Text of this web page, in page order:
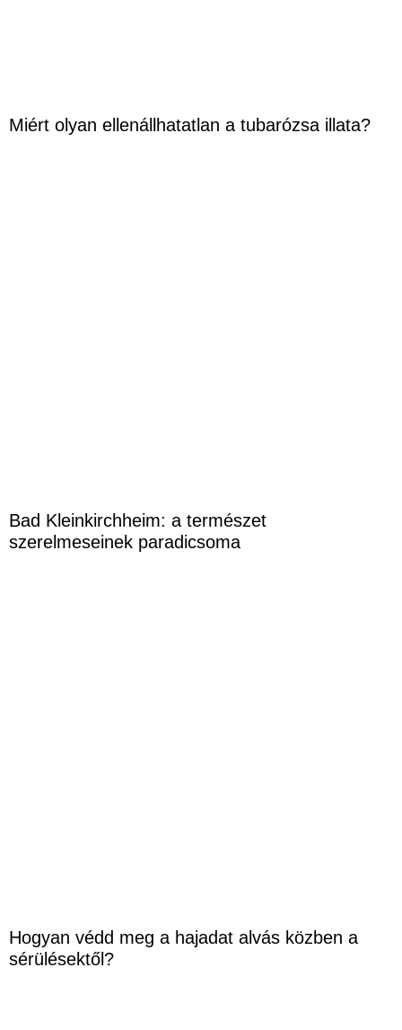
Miért olyan ellenállhatatlan a tubarózsa illata?
Bad Kleinkirchheim: a természet
szerelmeseinek paradicsoma
Hogyan védd meg a hajadat alvás közben a
sérülésektől?